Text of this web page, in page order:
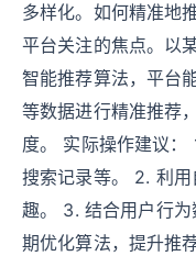
多样化。如何精准地
平台关注的焦点。以
智能推荐算法，平台
等数据进行精准推荐
度。 实际操作建议：
搜索记录等。 2. 利
趣。 3. 结合用户行
期优化算法，提升推